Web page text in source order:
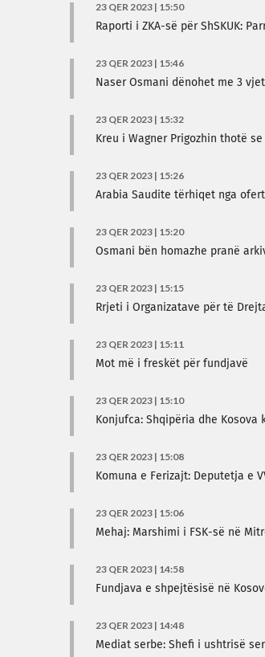
23 QER 2023 | 15:50
Raporti i ZKA-së për ShSKUK:
23 QER 2023 | 15:46
Naser Osmani dënohet me 3
23 QER 2023 | 15:32
Kreu i Wagner Prigozhin thotë
23 QER 2023 | 15:26
Arabia Saudite tërhiqet nga
23 QER 2023 | 15:20
Osmani bën homazhe pranë
23 QER 2023 | 15:15
Rrjeti i Organizatave për të
23 QER 2023 | 15:11
Mot më i freskët për fundjavë
23 QER 2023 | 15:10
Konjufca: Shqipëria dhe
23 QER 2023 | 15:08
Komuna e Ferizajt: Deputetja e
23 QER 2023 | 15:06
Mehaj: Marshimi i FSK-së në
23 QER 2023 | 14:58
Fundjava e shpejtësisë në
23 QER 2023 | 14:48
Mediat serbe: Shefi i ushtrisë